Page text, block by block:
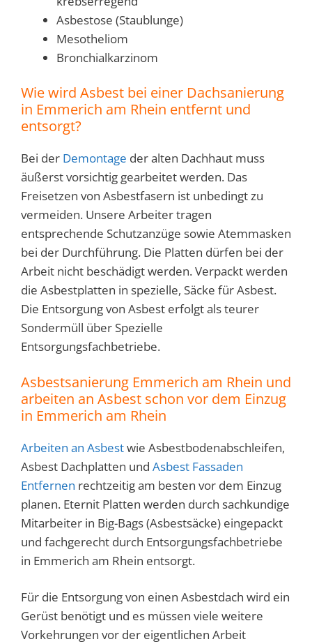
Asbestose (Staublunge)
Mesotheliom
Bronchialkarzinom
Wie wird Asbest bei einer Dachsanierung
in Emmerich am Rhein entfernt und
entsorgt?
Bei der Demontage der alten Dachhaut muss
äußerst vorsichtig gearbeitet werden. Das
Freisetzen von Asbestfasern ist unbedingt zu
vermeiden. Unsere Arbeiter tragen
entsprechende Schutzanzüge sowie Atemmasken
bei der Durchführung. Die Platten dürfen bei der
Arbeit nicht beschädigt werden. Verpackt werden
die Asbestplatten in spezielle, Säcke für Asbest.
Die Entsorgung von Asbest erfolgt als teurer
Sondermüll über Spezielle
Entsorgungsfachbetriebe.
Asbestsanierung Emmerich am Rhein und
arbeiten an Asbest schon vor dem Einzug
in Emmerich am Rhein
Arbeiten an Asbestwie Asbestbodenabschleifen,
Asbest Dachplatten und Asbest Fassaden
Entfernen rechtzeitig am besten vor dem Einzug
planen. Eternit Platten werden durch sachkundige
Mitarbeiter in Big-Bags (Asbestsäcke) eingepackt
und fachgerecht durch Entsorgungsfachbetriebe
in Emmerich am Rhein entsorgt.
Für die Entsorgung von einen Asbestdach wird ein
Gerüst benötigt und es müssen viele weitere
Vorkehrungen vor der eigentlichen Arbeit